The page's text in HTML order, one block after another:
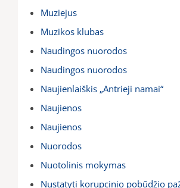
Muziejus
Muzikos klubas
Naudingos nuorodos
Naudingos nuorodos
Naujienlaiškis „Antrieji namai“
Naujienos
Naujienos
Nuorodos
Nuotolinis mokymas
Nustatyti korupcinio pobūdžio